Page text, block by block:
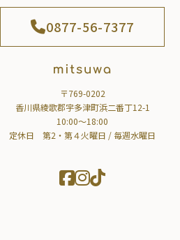
0877-56-7377
〒769-0202
香川県綾歌郡宇多津町浜二番丁12-1
10:00～18:00
定休日 第2・第４火曜日 / 毎週水曜日